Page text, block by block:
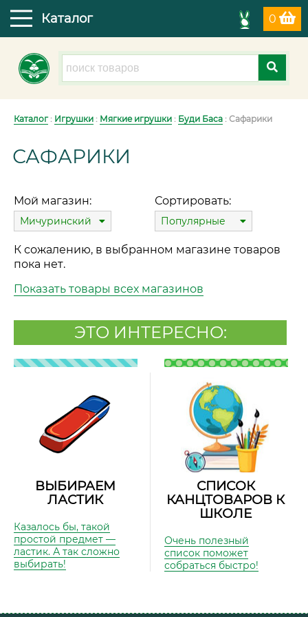
0
Каталог
Каталог: Игрушки : Мягкие игрушки : Буди Баса : Сафарики
САФАРИКИ
Мой магазин:
Мичуринский
Сортировать:
Популярные
К сожалению, в выбранном магазине товаров
пока нет.
Показать товары всех магазинов
ЭТО ИНТЕРЕСНО:
ВЫБИРАЕМ
ЛАСТИК
Казалось бы, такой
простой предмет —
ластик. А так сложно
выбирать!
СПИСОК
КАНЦТОВАРОВ К
ШКОЛЕ
Очень полезный
список поможет
собраться быстро!